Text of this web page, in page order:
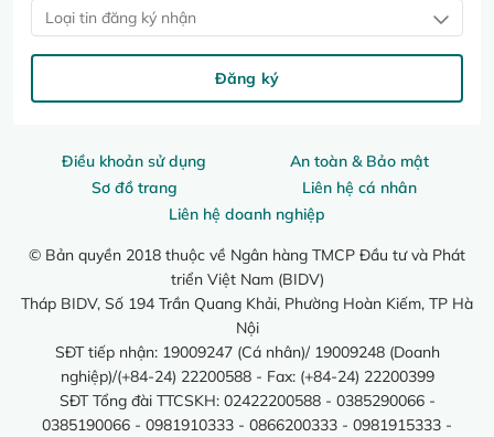
Điều khoản sử dụng
An toàn & Bảo mật
Sơ đồ trang
Liên hệ cá nhân
Liên hệ doanh nghiệp
© Bản quyền 2018 thuộc về Ngân hàng TMCP Đầu tư và Phát
triển Việt Nam (BIDV)
Tháp BIDV, Số 194 Trần Quang Khải, Phường Hoàn Kiếm, TP Hà
Nội
SĐT tiếp nhận: 19009247 (Cá nhân)/ 19009248 (Doanh
nghiệp)/(+84-24) 22200588 - Fax: (+84-24) 22200399
SĐT Tổng đài TTCSKH: 02422200588 - 0385290066 -
0385190066 - 0981910333 - 0866200333 - 0981915333 -
Loại tin đăng ký nhận
Đăng ký